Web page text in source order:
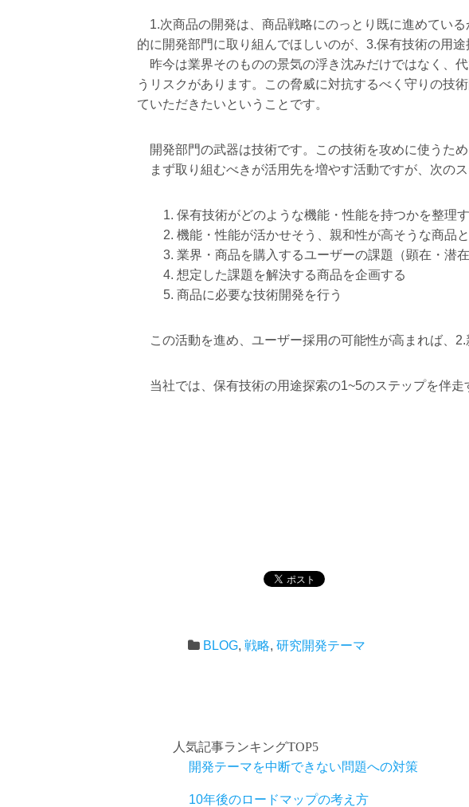
1.次商品の開発は、商品戦略にのっとり既に進めてい
的に開発部門に取り組んでほしいのが、3.保有技術の用途
昨今は業界そのものの景気の浮き沈みだけではなく、
うリスクがあります。この脅威に対抗するべく守りの技
ていただきたいということです。
開発部門の武器は技術です。この技術を攻めに使うた
まず取り組むべきが活用先を増やす活動ですが、次の
保有技術がどのような機能・性能を持つかを整理
機能・性能が活かせそう、親和性が高そうな商品
業界・商品を購入するユーザーの課題（顕在・潜
想定した課題を解決する商品を企画する
商品に必要な技術開発を行う
この活動を進め、ユーザー採用の可能性が高まれば、2.
当社では、保有技術の用途探索の1~5のステップを伴走
BLOG, 戦略, 研究開発テーマ
人気記事ランキングTOP5
開発テーマを中断できない問題への対策
10年後のロードマップの考え方